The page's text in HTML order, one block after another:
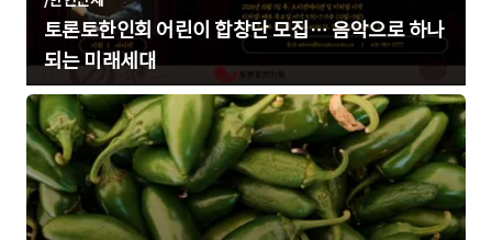
토론토한인회 어린이 합창단 모집… 음악으로 하나
되는 미래세대